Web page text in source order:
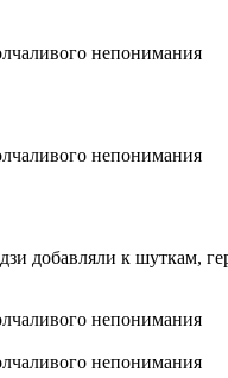
добавляли к шуткам,